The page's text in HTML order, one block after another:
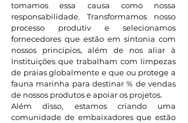
tomamos essa causa como nossa
responsabilidade. Transformamos nosso
processo produtiv e selecionamos
fornecedores que estão em sintonia com
nossos princípios, além de nos aliar à
Instituições que trabalham com limpezas
de praias globalmente e que ou protege a
fauna marinha para destinar % de vendas
de nossos produtos e apoiar os projetos.
Além disso, estamos criando uma
comunidade de embaixadores que estão